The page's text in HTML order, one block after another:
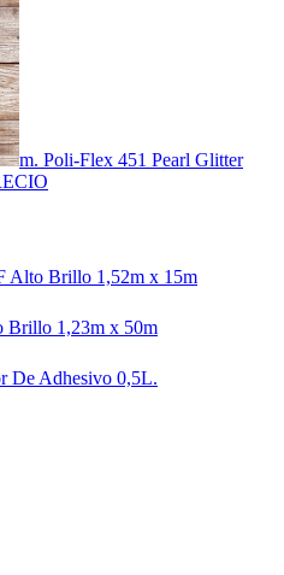
m. Poli-Flex 451 Pearl Glitter
Alto Brillo 1,52m x 15m
Brillo 1,23m x 50m
De Adhesivo 0,5L.